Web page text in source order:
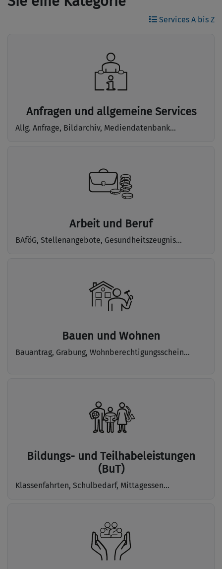
Services A bis Z
Anfragen und allgemeine Services
Allg. Anfrage, Bildarchiv, Mediendatenbank...
Arbeit und Beruf
BAföG, Stellenangebote, Gesundheitszeugnis...
Bauen und Wohnen
Bauantrag, Grabung, Wohnberechtigungsschein...
Bildungs- und Teilhabeleistungen
(BuT)
Klassenfahrten, Schulbedarf, Mittagessen...